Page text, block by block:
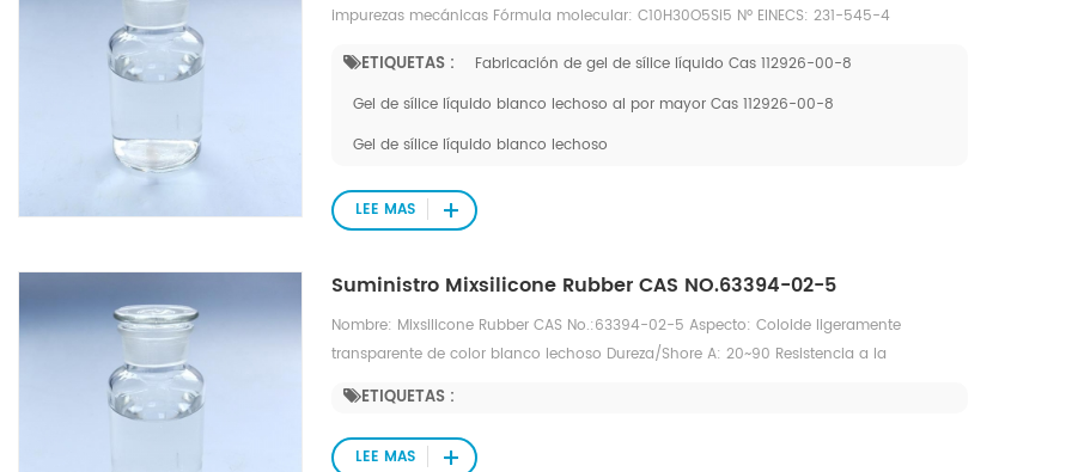
impurezas mecánicas Fórmula molecular: C10H30O5Si5 Nº EINECS: 231-545-4
ETIQUETAS :
Fabricación de gel de sílice líquido Cas 112926-00-8
Gel de sílice líquido blanco lechoso al por mayor Cas 112926-00-8
Gel de sílice líquido blanco lechoso
LEE MAS
Suministro Mixsilicone Rubber CAS NO.63394-02-5
Nombre: Mixsilicone Rubber CAS No.:63394-02-5 Aspecto: Coloide ligeramente
transparente de color blanco lechoso Dureza/Shore A: 20~90 Resistencia a la
tracción/Mpa: ≥ 3 Resistencia al desgarro/(kN/m): ≥ 10 Elongación/%: ≥ 100 Juego de
ETIQUETAS :
LEE MAS